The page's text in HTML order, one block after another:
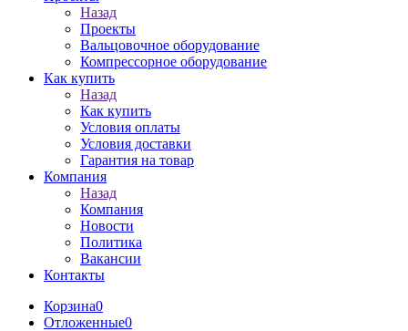
Назад
Проекты
Вальцовочное оборудование
Компрессорное оборудование
Как купить
Назад
Как купить
Условия оплаты
Условия доставки
Гарантия на товар
Компания
Назад
Компания
Новости
Политика
Вакансии
Контакты
Корзина0
Отложенные0